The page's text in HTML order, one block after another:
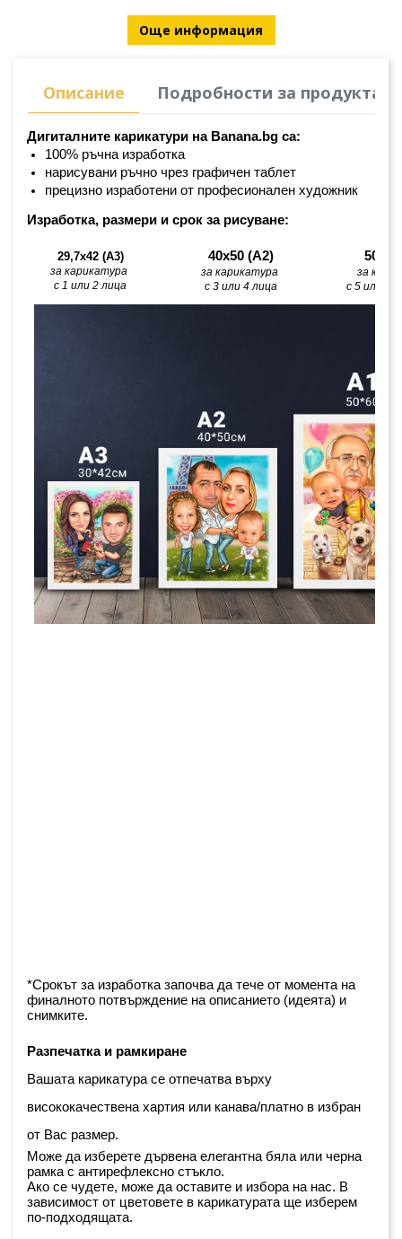
Още информация
Описание Подробности за продукта
Дигиталните карикатури на Banana.bg са:
100% ръчна изработка
нарисувани ръчно чрез графичен таблет
прецизно изработени от професионален художник
Изработка, размери и срок за рисуване:
29,7x42 (A3)
за карикатура
с 1 или 2 лица
40х50 (А2)
за карикатура
с 3 или 4 лица
за
с 5 или
*Срокът за изработка започва да тече от момента на
финалното потвърждение на описанието (идеята) и
снимките.
Разпечатка и рамкиране
Вашата карикатура се отпечатва върху
висококачествена хартия или канава/платно в избран
от Вас размер.
Може да изберете дървена елегантна бяла или черна
рамка с антирефлексно стъкло.
Ако се чудете, може да оставите и избора на нас. В
зависимост от цветовете в карикатурата ще изберем
по-подходящата.